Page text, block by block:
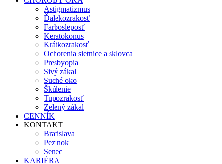
Astigmatizmus
Ďalekozrakosť
Farbosleposť
Keratokonus
Krátkozrakosť
Ochorenia sietnice a sklovca
Presbyopia
Sivý zákal
Suché oko
Škúlenie
Tupozrakosť
Zelený zákal
CENNÍK
KONTAKT
Bratislava
Pezinok
Senec
KARIÉRA